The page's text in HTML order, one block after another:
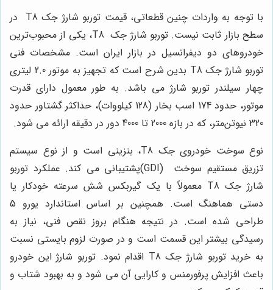
با توجه به واردات چنین قطعاتی، قیمت توربو شارژ جک T8
در
سطح بازار ثابت نیست. توربو شارژ جک
T8، یکی از محبوب‌ترین
خودروهای دو دیفرانسیل در بازار ایران است. مشخصات فنی
توربو شارژ جک T8 بدین شرح است که تجهیز به موتور 2.0 لیتری
چهار سیلندر توربو شارژ می باشد. به طور معمول دارای قدرت
موتور، حدود 174 اسب بخار (128 کیلووات)، حداکثر گشتاور حدود
320 نیوتن‌متر، که در بازه 2000 تا 4000 دور در دقیقه ارائه می شود.
نوع سوخت خودروی جک T8، بنزینی است و از نوع سیستم
تزریق مستقیم سوخت (GDI)پشتیبانی می کند. عملکرد توربو
شارژ جک T8
معمولاً با یک گیربکس شش سرعته خودکار یا
دستی هماهنگ است
. همچنین بر اساس استاندارد یورو 5
طراحی شده است. در نتیجه هنگام بروز نقص فنی، نیاز به
رسیدگی بیشتر این قسمت است و در صورت لزوم بایستی نسبت
به خرید توربو شارژ جک T8 اقدام نمود. توربو شارژ این خودرو
باعث افزایش پرفورمنس و کارایی آن می شود و به بهبود شتاب و